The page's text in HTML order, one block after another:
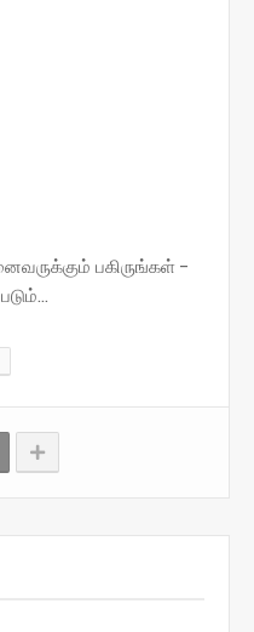
பகிருங்கள் -